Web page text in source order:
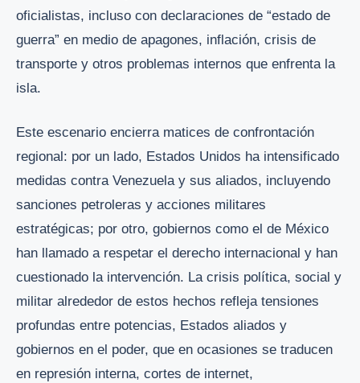
oficialistas, incluso con declaraciones de “estado de
guerra” en medio de apagones, inflación, crisis de
transporte y otros problemas internos que enfrenta la
isla.
Este escenario encierra matices de confrontación
regional: por un lado, Estados Unidos ha intensificado
medidas contra Venezuela y sus aliados, incluyendo
sanciones petroleras y acciones militares
estratégicas; por otro, gobiernos como el de México
han llamado a respetar el derecho internacional y han
cuestionado la intervención. La crisis política, social y
militar alrededor de estos hechos refleja tensiones
profundas entre potencias, Estados aliados y
gobiernos en el poder, que en ocasiones se traducen
en represión interna, cortes de internet,